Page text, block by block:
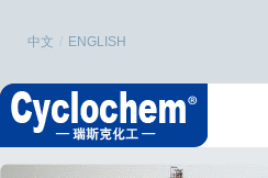
中文 / ENGLISH